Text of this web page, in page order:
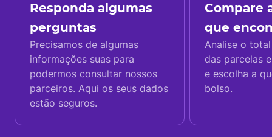
Responda algumas
perguntas
Precisamos de algumas
informações suas para
podermos consultar nossos
parceiros. Aqui os seus dados
estão seguros.
Compare
que
Analise o
das parcelas
e escolha a
bolso.